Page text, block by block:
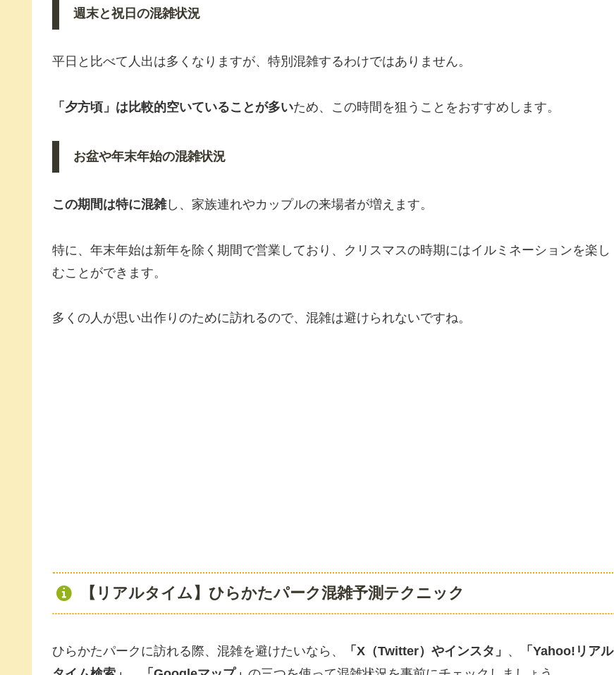
週末と祝日の混雑状況
平日と比べて人出は多くなりますが、特別混雑するわけではありません。
「夕方頃」は比較的空いていることが多いため、この時間を狙うことをおすすめします。
お盆や年末年始の混雑状況
この期間は特に混雑し、家族連れやカップルの来場者が増えます。
特に、年末年始は新年を除く期間で営業しており、クリスマスの時期にはイルミネーションを楽し
むことができます。
多くの人が思い出作りのために訪れるので、混雑は避けられないですね。
【リアルタイム】ひらかたパーク混雑予測テクニック
ひらかたパークに訪れる際、混雑を避けたいなら、 「X（Twitter）やインスタ」 、
「Yahoo!リアル